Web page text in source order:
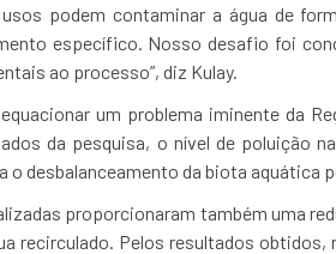
usos podem contaminar a água de
específico. Nosso desafio foi
ao processo”, diz Kulay.
um problema iminente da
da pesquisa, o nível de poluição
o desbalanceamento da biota aquática
proporcionaram também uma
recirculado. Pelos resultados